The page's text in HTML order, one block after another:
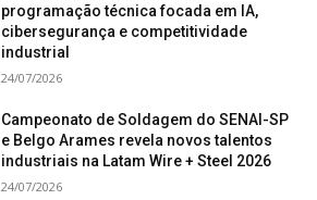
programação técnica focada em IA,
cibersegurança e competitividade
industrial
24/07/2026
Campeonato de Soldagem do SENAI-SP
e Belgo Arames revela novos talentos
industriais na Latam Wire + Steel 2026
24/07/2026